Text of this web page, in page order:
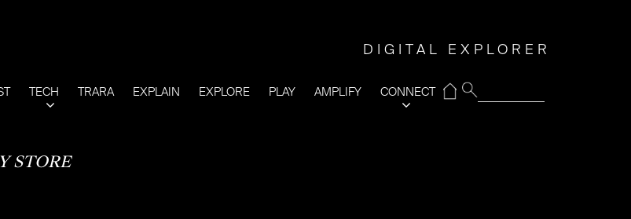
DIGITAL EXPLORER
TECH TRARA EXPLAIN EXPLORE PLAY AMPLIFY CONNECT
⌂
STORE